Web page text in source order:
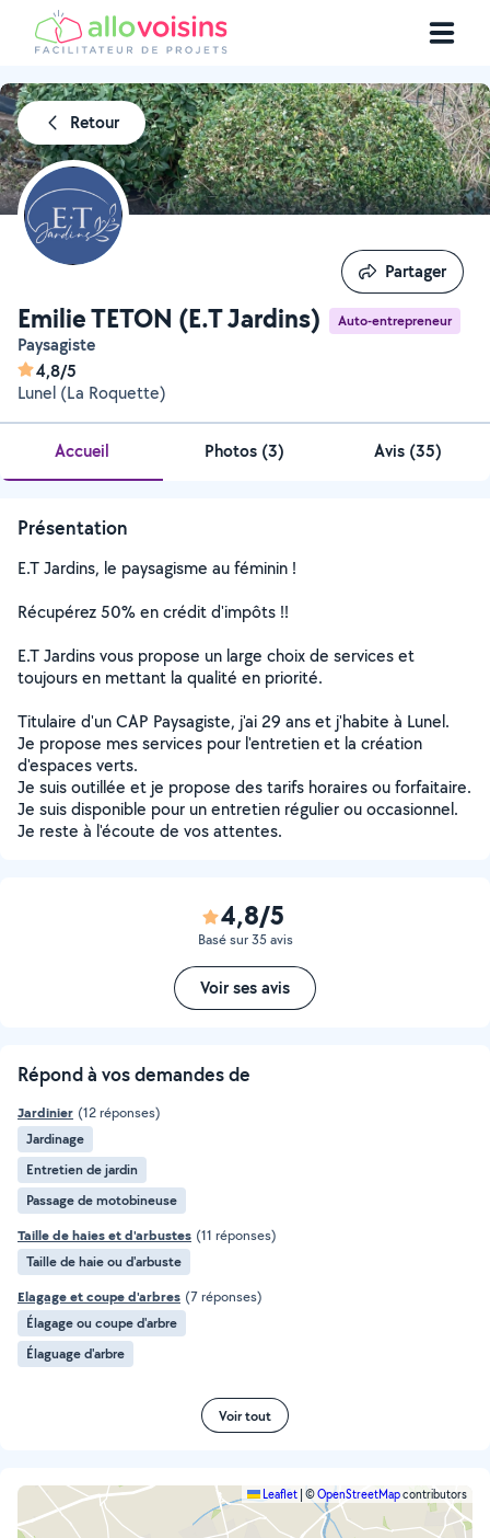
Retour
Emilie TETON (E.T Jardins) Auto-entrepreneur
Paysagiste
4,8/5
Lunel (La Roquette)
Partager
Partager
Accueil Photos (3) Avis (35)
Présentation
E.T Jardins, le paysagisme au féminin !
Récupérez 50% en crédit d'impôts !!
E.T Jardins vous propose un large choix de services et
toujours en mettant la qualité en priorité.
Titulaire d'un CAP Paysagiste, j'ai 29 ans et j'habite à Lunel.
Je propose mes services pour l'entretien et la création
d'espaces verts.
Je suis outillée et je propose des tarifs horaires ou forfaitaire.
Je suis disponible pour un entretien régulier ou occasionnel.
Je reste à l'écoute de vos attentes.
4,8/5
Basé sur 35 avis
Voir ses avis
Répond à vos demandes de
Jardinier (12 réponses)
Jardinage
Entretien de jardin
Passage de motobineuse
Taille de haies et d'arbustes (11 réponses)
Taille de haie ou d'arbuste
Elagage et coupe d'arbres (7 réponses)
Élagage ou coupe d'arbre
Élaguage d'arbre
Voir tout
Leaflet ©OpenStreetMapcontributors